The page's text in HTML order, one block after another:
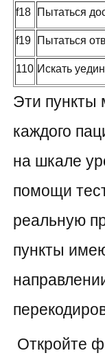
f18 Пытаться
f19 Пытаться
110 Искать
Эти пункты
каждого
на шкале
помощи
реальную
пункты
Откройте